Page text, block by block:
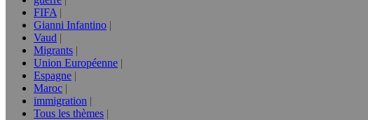
FIFA
Gianni Infantino
Vaud
Migrants
Union Européenne
Espagne
Maroc
immigration
Tous les thèmes